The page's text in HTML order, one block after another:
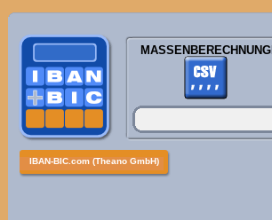
IBAN-BIC.com (Theano GmbH)